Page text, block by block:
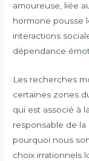
amoureuse, liée
hormone pousse
interactions
dépendance
Les recherches
certaines zones
qui est associé à
responsable de
pourquoi nous
choix irrationnels